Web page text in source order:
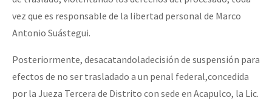
vez que es responsable de la libertad personal de Marco
Antonio Suástegui.
Posteriormente, desacatandoladecisión de suspensión para
efectos de no ser trasladado a un penal federal,concedida
por la Jueza Tercera de Distrito con sede en Acapulco, la Lic.